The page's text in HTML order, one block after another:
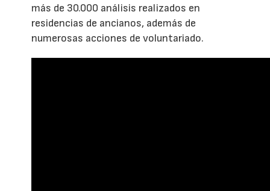
más de 30.000 análisis realizados en
residencias de ancianos, además de
numerosas acciones de voluntariado.